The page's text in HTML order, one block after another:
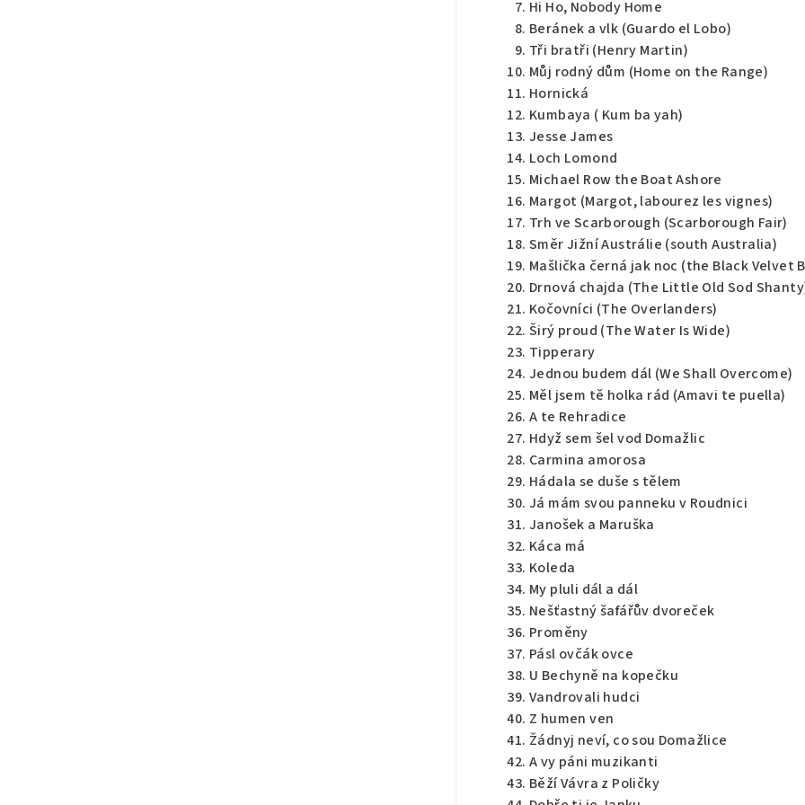
Hi Ho, Nobody Home
Beránek a vlk (Guardo el Lobo)
Tři bratři (Henry Martin)
Můj rodný dům (Home on the Range)
Hornická
Kumbaya ( Kum ba yah)
Jesse James
Loch Lomond
Michael Row the Boat Ashore
Margot (Margot, labourez les vignes)
Trh ve Scarborough (Scarborough Fair)
Směr Jižní Austrálie (south Australia)
Mašlička černá jak noc (the Black Velvet
Drnová chajda (The Little Old Sod
Kočovníci (The Overlanders)
Širý proud (The Water Is Wide)
Tipperary
Jednou budem dál (We Shall Overcome)
Měl jsem tě holka rád (Amavi te puella)
A te Rehradice
Hdyž sem šel vod Domažlic
Carmina amorosa
Hádala se duše s tělem
Já mám svou panneku v Roudnici
Janošek a Maruška
Káca má
Koleda
My pluli dál a dál
Nešťastný šafářův dvoreček
Proměny
Pásl ovčák ovce
U Bechyně na kopečku
Vandrovali hudci
Z humen ven
Žádnyj neví, co sou Domažlice
A vy páni muzikanti
Běží Vávra z Poličky